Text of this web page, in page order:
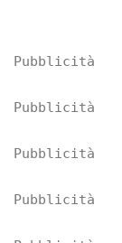
Pubblicità
Pubblicità
Pubblicità
Pubblicità